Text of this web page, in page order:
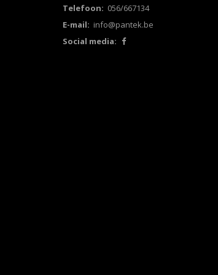
Telefoon: 056/667134
E-mail: info@pantek.be
Social media: